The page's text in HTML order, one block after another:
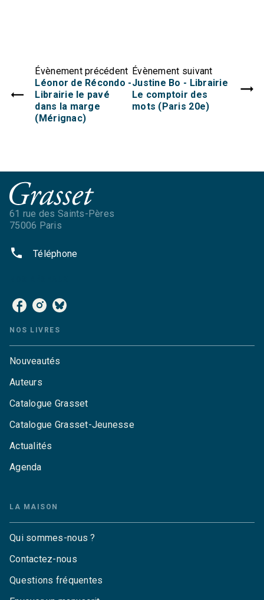
Évènement précédent
Léonor de Récondo -
Librairie le pavé
dans la marge
(Mérignac)
Évènement suivant
Justine Bo - Librairie
Le comptoir des
mots (Paris 20e)
61 rue des Saints-Pères
75006 Paris
phone Téléphone
NOS LIVRES
Nouveautés
Auteurs
Catalogue Grasset
Catalogue Grasset-Jeunesse
Actualités
Agenda
LA MAISON
Qui sommes-nous ?
Contactez-nous
Questions fréquentes